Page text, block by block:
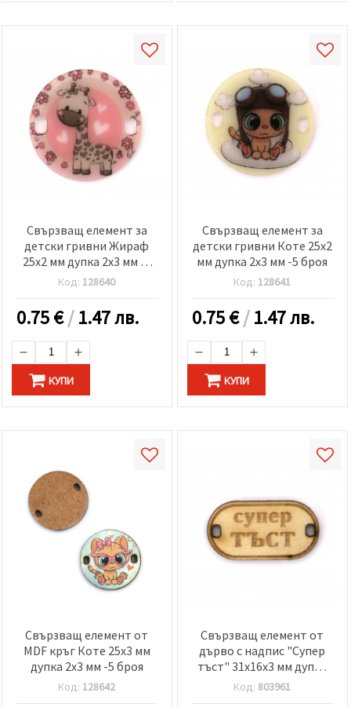
Свързващ елемент за
детски гривни Жираф
25x2 мм дупка 2x3 мм -5
броя
Код: 128640
0.75€/1.47 лв.
КУПИ
Свързващ елемент за
детски гривни Коте 25x2
мм дупка 2x3 мм -5 броя
Код: 128641
0.75€/1.47 лв.
КУПИ
Свързващ елемент от
MDF кръг Коте 25x3 мм
дупка 2x3 мм -5 броя
Код: 128642
Свързващ елемент от
дърво с надпис "Супер
тъст" 31x16x3 мм дупка
3x2 мм -5 броя
Код: 803961